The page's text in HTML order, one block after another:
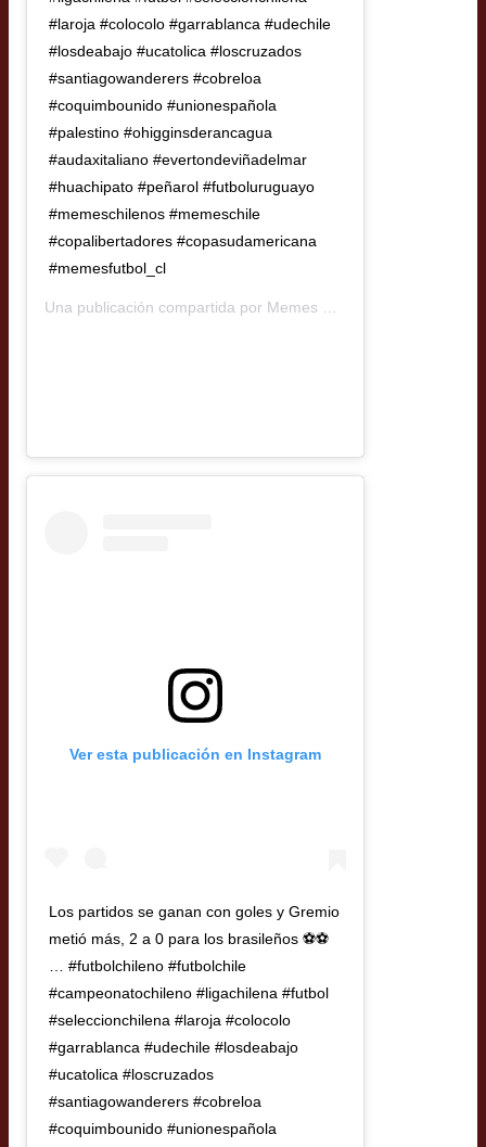
#laroja #colocolo #garrablanca #udechile
#losdeabajo #ucatolica #loscruzados
#santiagowanderers #cobreloa
#coquimbounido #unionespañola
#palestino #ohigginsderancagua
#audaxitaliano #evertondeviñadelmar
#huachipato #peñarol #futboluruguayo
#memeschilenos #memeschile
#copalibertadores #copasudamericana
#memesfutbol_cl
Una publicación compartida por Memes Futbol Chileno
Ver esta publicación en Instagram
Los partidos se ganan con goles y Gremio
metió más, 2 a 0 para los brasileños ⚽️⚽️
… #futbolchileno #futbolchile
#campeonatochileno #ligachilena #futbol
#seleccionchilena #laroja #colocolo
#garrablanca #udechile #losdeabajo
#ucatolica #loscruzados
#santiagowanderers #cobreloa
#coquimbounido #unionespañola